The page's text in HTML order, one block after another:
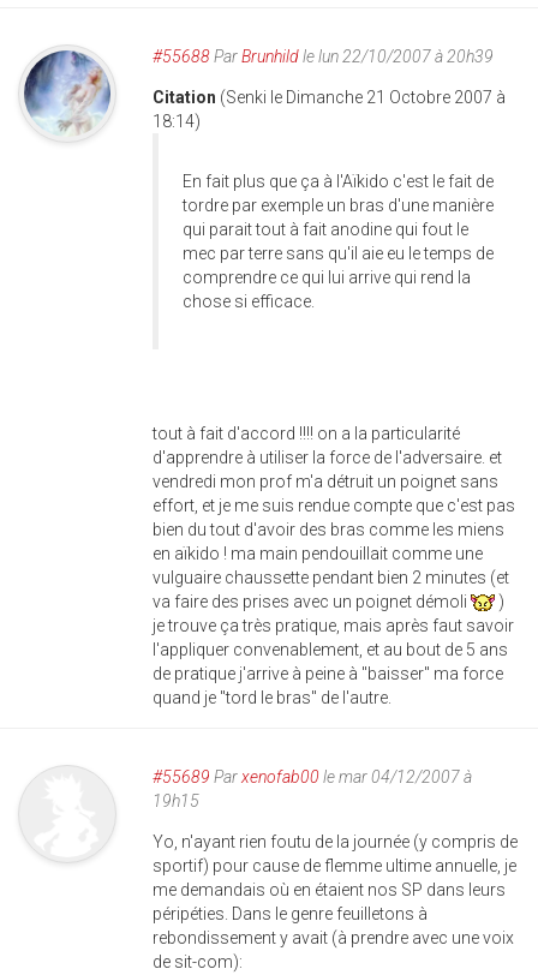
#55688ParBrunhildle lun 22/10/2007 à 20h39
Citation (Senki le Dimanche 21 Octobre 2007 à
18:14)
En fait plus que ça à l'Aïkido c'est le fait de
tordre par exemple un bras d'une manière
qui parait tout à fait anodine qui fout le
mec par terre sans qu'il aie eu le temps de
comprendre ce qui lui arrive qui rend la
chose si efficace.
tout à fait d'accord !!!! on a la particularité
d'apprendre à utiliser la force de l'adversaire. et
vendredi mon prof m'a détruit un poignet sans
effort, et je me suis rendue compte que c'est pas
bien du tout d'avoir des bras comme les miens
en aïkido ! ma main pendouillait comme une
vulguaire chaussette pendant bien 2 minutes (et
va faire des prises avec un poignet démoli
)
je trouve ça très pratique, mais après faut savoir
l'appliquer convenablement, et au bout de 5 ans
de pratique j'arrive à peine à "baisser" ma force
quand je "tord le bras" de l'autre.
#55689 Parxenofab00 le mar 04/12/2007 à
19h15
Yo, n'ayant rien foutu de la journée (y compris de
sportif) pour cause de flemme ultime annuelle, je
me demandais où en étaient nos SP dans leurs
péripéties. Dans le genre feuilletons à
rebondissement y avait (à prendre avec une voix
de sit-com):